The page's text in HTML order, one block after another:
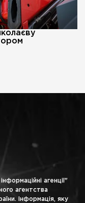
агенції"
агентства
Інформація, яку